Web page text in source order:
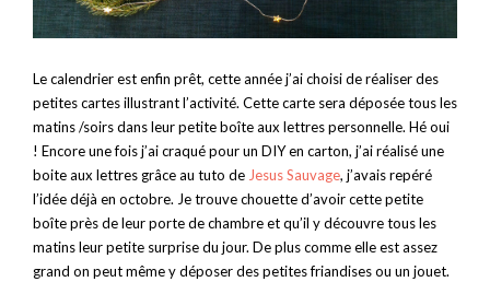
Le calendrier est enfin prêt, cette année j’ai choisi de réaliser des
petites cartes illustrant l’activité. Cette carte sera déposée tous les
matins /soirs dans leur petite boîte aux lettres personnelle. Hé oui
! Encore une fois j’ai craqué pour un DIY en carton, j’ai réalisé une
boite aux lettres grâce au tuto de Jesus Sauvage, j’avais repéré
l’idée déjà en octobre. Je trouve chouette d’avoir cette petite
boîte près de leur porte de chambre et qu’il y découvre tous les
matins leur petite surprise du jour. De plus comme elle est assez
grand on peut même y déposer des petites friandises ou un jouet.